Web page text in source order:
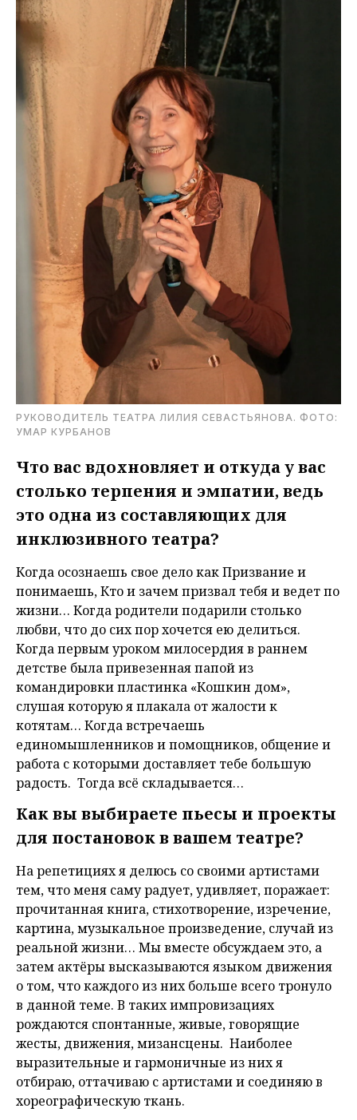
РУКОВОДИТЕЛЬ ТЕАТРА ЛИЛИЯ СЕВАСТЬЯНОВА. ФОТО:
УМАР КУРБАНОВ
Что вас вдохновляет и откуда у вас
столько терпения и эмпатии, ведь
это одна из составляющих для
инклюзивного театра?
Когда осознаешь свое дело как Призвание и
понимаешь, Кто и зачем призвал тебя и ведет по
жизни… Когда родители подарили столько
любви, что до сих пор хочется ею делиться.
Когда первым уроком милосердия в раннем
детстве была привезенная папой из
командировки пластинка «Кошкин дом»,
слушая которую я плакала от жалости к
котятам… Когда встречаешь
единомышленников и помощников, общение и
работа с которыми доставляет тебе большую
радость. Тогда всё складывается…
Как вы выбираете пьесы и проекты
для постановок в вашем театре?
На репетициях я делюсь со своими артистами
тем, что меня саму радует, удивляет, поражает:
прочитанная книга, стихотворение, изречение,
картина, музыкальное произведение, случай из
реальной жизни… Мы вместе обсуждаем это, а
затем актёры высказываются языком движения
о том, что каждого из них больше всего тронуло
в данной теме. В таких импровизациях
рождаются спонтанные, живые, говорящие
жесты, движения, мизансцены. Наиболее
выразительные и гармоничные из них я
отбираю, оттачиваю с артистами и соединяю в
хореографическую ткань.